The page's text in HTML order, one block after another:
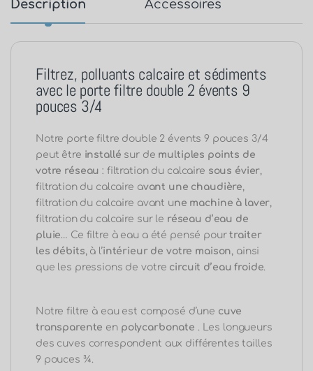
Description Accessoires
Filtrez, polluants calcaire et sédiments
avec le porte filtre double 2 évents 9
pouces 3/4
Notre porte filtre double 2 évents 9 pouces 3/4
peut être installé sur de multiples points de
votre réseau : filtration du calcaire sous évier,
filtration du calcaire avant une chaudière,
filtration du calcaire avant une machine à laver,
filtration du calcaire sur le réseau d’eau de
pluie… Ce filtre à eau a été pensé pourtraiter
les débits, à l’intérieur de votre maison, ainsi
que les pressions de votre circuit d’eau froide.
Notre filtre à eau est composé d’une cuve
transparente enpolycarbonate . Les longueurs
des cuves correspondent aux différentes tailles
9 pouces ¾.